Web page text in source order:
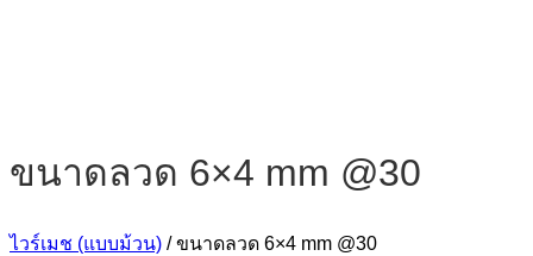
ขนาดลวด 6×4 mm @30
ไวร์เมช (แบบม้วน) /ขนาดลวด 6×4 mm @30